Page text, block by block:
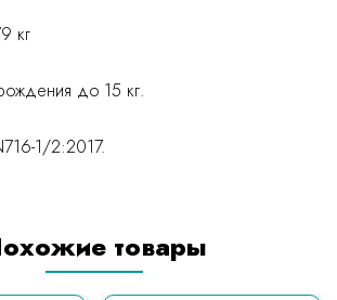
кг
до 15 кг.
1/2:2017.
товары